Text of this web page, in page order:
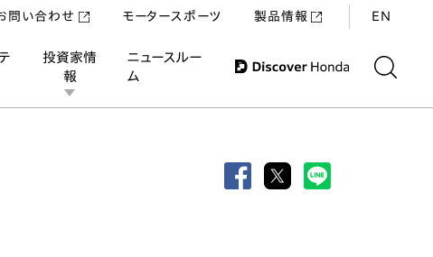
投資家情
報
ニュースルー
ム
問い合わせ モータースポーツ 製品情報 EN